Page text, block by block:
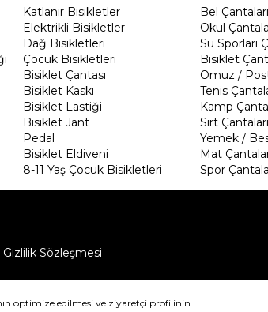
Katlanır Bisikletler
Elektrikli Bisikletler
Dağ Bisikletleri
Çocuk Bisikletleri
Bisiklet Çantası
Bisiklet Kaskı
Bisiklet Lastiği
Bisiklet Jant
Pedal
Bisiklet Eldiveni
8-11 Yaş Çocuk Bisikletleri
Bel Çantaları
Okul
Su Sporları
Bisiklet
Omuz /
Tenis
Kamp
Sırt Çantaları
Yemek /
Mat
Spor
Gizlilik Sözleşmesi